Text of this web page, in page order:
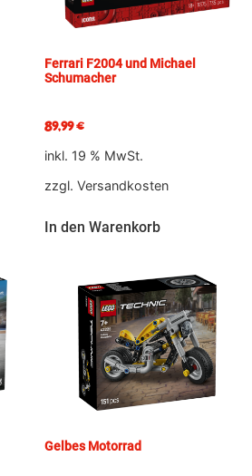
Ferrari F2004 und Michael
Schumacher
89,99€
inkl. 19 % MwSt.
zzgl. Versandkosten
In den Warenkorb
Gelbes Motorrad